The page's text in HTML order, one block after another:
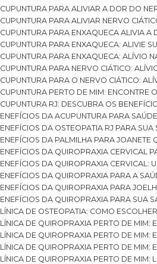
ACUPUNTURA PARA ALIVIAR A DOR DO
ACUPUNTURA PARA ALIVIAR NERVO
ACUPUNTURA PARA ENXAQUECA ALIVIA
ACUPUNTURA PARA ENXAQUECA: ALIVIE
ACUPUNTURA PARA ENXAQUECA: ALÍVIO
ACUPUNTURA PARA NERVO CIÁTICO:
ACUPUNTURA PARA O NERVO CIÁTICO:
ACUPUNTURA PERTO DE MIM:
ACUPUNTURA RJ: DESCUBRA OS
BENEFÍCIOS DA ACUPUNTURA PARA SAÚDE
BENEFÍCIOS DA OSTEOPATIA RJ PARA SUA
BENEFÍCIOS DA PALMILHA PARA
BENEFÍCIOS DA QUIROPRAXIA CERVICAL
BENEFÍCIOS DA QUIROPRAXIA CERVICAL:
BENEFÍCIOS DA QUIROPRAXIA PARA A
BENEFÍCIOS DA QUIROPRAXIA PARA
BENEFÍCIOS DA QUIROPRAXIA PARA SUA
CLÍNICA DE OSTEOPATIA: COMO
CLÍNICA DE QUIROPRAXIA PERTO DE
CLÍNICA DE QUIROPRAXIA PERTO DE
CLÍNICA DE QUIROPRAXIA PERTO DE
CLÍNICA DE QUIROPRAXIA PERTO DE